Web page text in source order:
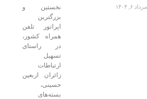
نخستین و
بزرگترین
اپراتور تلفن
همراه کشور،
در راستای
تسهیل
ارتباطات
زائران اربعین
حسینی،
بسته‌های